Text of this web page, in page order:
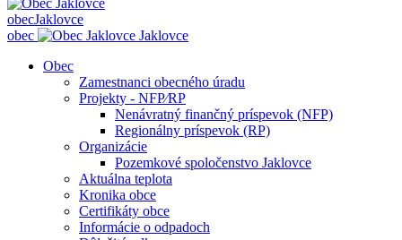
obecJaklovce
obec
Jaklovce
Obec
Zamestnanci obecného úradu
Projekty - NFP⁄RP
Nenávratný finančný príspevok (NFP)
Regionálny príspevok (RP)
Organizácie
Pozemkové spoločenstvo Jaklovce
Aktuálna teplota
Kronika obce
Certifikáty obce
Informácie o odpadoch